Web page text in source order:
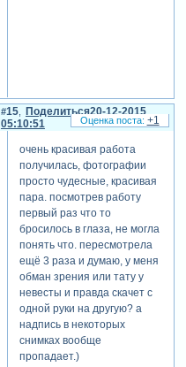
оказались там,
где они должны
быть
все фото вставляла
поочерёдно, так как они
были отсняты фотографом,
переместить пришлось
только парочку
фотографий.
никалика
написал(а):
фото конечно
Поделиться
15
20-12-2015
05:10:51
очень красивая работа
получилась, фотографии
просто чудесные, красивая
пара. посмотрев работу
первый раз что то
бросилось в глаза, не могла
понять что. пересмотрела
ещё 3 раза и думаю, у меня
обман зрения или тату у
невесты и правда скачет с
одной руки на другую? а
надпись в некоторых
снимках вообще
пропадает.)
+1